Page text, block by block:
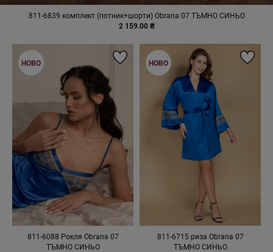
811-6839 комплект (потник+шорти) Obrana 07 ТЪМНО СИНЬО
2 159.00 ₴
811-6088 Рокля Obrana 07
ТЪМНО СИНЬО
НОВО
811-6715 риза Obrana 07
ТЪМНО СИНЬО
НОВО